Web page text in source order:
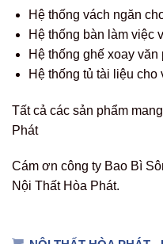
Hệ thống vách ngăn
Hệ thống bàn làm việc
Hệ thống ghế xoay văn
Hệ thống tủ tài liệu cho
Tất cả các sản phẩm
Phát
Cám ơn công ty Bao Bì
Nội Thất Hòa Phát.